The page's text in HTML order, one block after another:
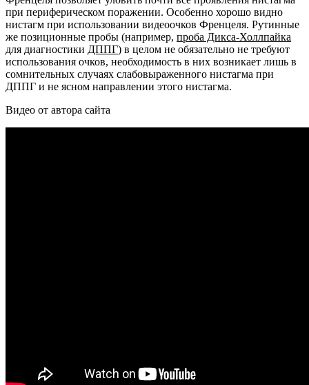
при периферическом поражении. Особенно хорошо видно
нистагм при использовании видеоочков Френцеля. Рутинные
же позиционные пробы (например, проба Дикса-Холлпайка
для диагностики ДППГ) в целом не обязательно не требуют
использования очков, необходимость в них возникает лишь в
сомнительных случаях слабовыраженного нистагма при
ДППГ и не ясном направлении этого нистагма.
Видео от автора сайта